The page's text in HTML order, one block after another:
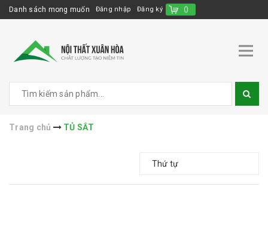
Danh sách mong muốn Đăng nhập Đăng ký ()
Trang chủ TỦ SẮT
Thứ tự